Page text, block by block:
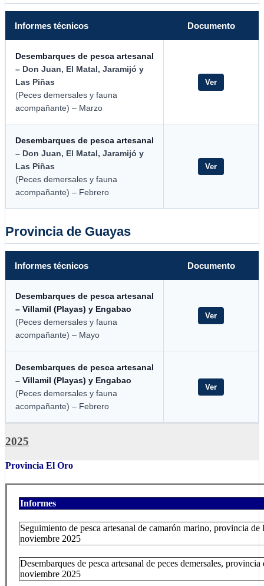
Informes técnicos Documento
Desembarques de pesca artesanal
– Don Juan, El Matal, Jaramijó y
Las Piñas
(Peces demersales y fauna
acompañante) – Marzo
Ver
Desembarques de pesca artesanal
– Don Juan, El Matal, Jaramijó y
Las Piñas
(Peces demersales y fauna
acompañante) – Febrero
Ver
Provincia de Guayas
Informes técnicos Documento
Desembarques de pesca artesanal
– Villamil (Playas) y Engabao
(Peces demersales y fauna
acompañante) – Mayo
Ver
Desembarques de pesca artesanal
– Villamil (Playas) y Engabao
(Peces demersales y fauna
acompañante) – Febrero
Ver
2025
Provincia El Oro
Informes
Seguimiento de pesca artesanal de camarón marino, provincia
noviembre 2025
Desembarques de pesca artesanal de peces demersales,
noviembre 2025